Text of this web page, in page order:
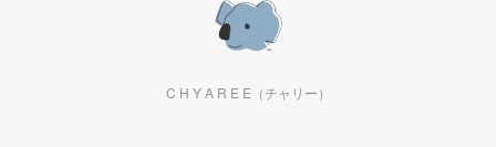
C H Y A R E E（チャリー）